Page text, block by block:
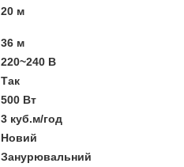
20 м
36 м
220~240 В
Так
500 Вт
3 куб.м/год
Новий
Занурювальний